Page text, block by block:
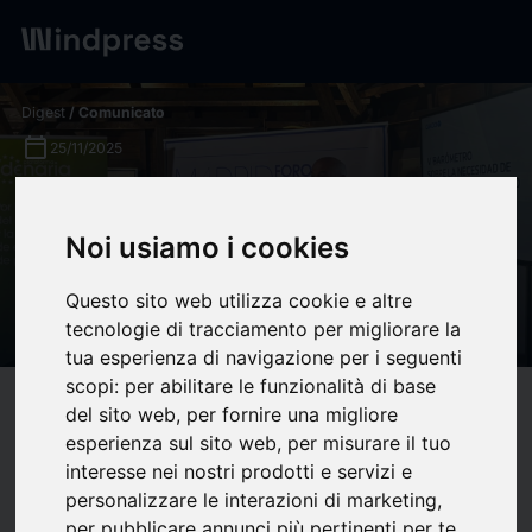
Noi usiamo i cookies
Questo sito web utilizza cookie e altre
tecnologie di tracciamento per migliorare la
tua esperienza di navigazione per i seguenti
scopi: per abilitare le funzionalità di base
del sito web, per fornire una migliore
esperienza sul sito web, per misurare il tuo
interesse nei nostri prodotti e servizi e
personalizzare le interazioni di marketing,
Digest/ Comunicato
calendar_today 25/11/2025
sobre la necesidad de
permanencia del dinero en
efectivo
Compatibilità help
(0)bookmark_borderupload Condividi